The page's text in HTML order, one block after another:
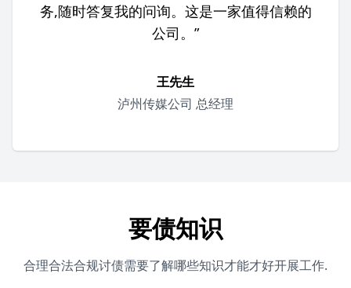
务,随时答复我的问询。这是一家值得信赖的
公司。”
王先生
泸州传媒公司 总经理
要债知识
合理合法合规讨债需要了解哪些知识才能才好开展工作.